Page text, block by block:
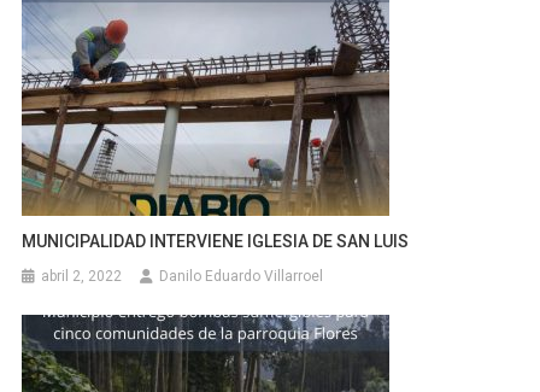
MUNICIPALIDAD INTERVIENE IGLESIA DE SAN LUIS
abril 2, 2022 Danilo Eduardo Villarroel